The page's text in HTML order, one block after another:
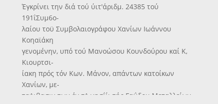
Έγκρίνει την διά τού ύιτ'άριδμ. 24385 τού
191ΐΣυμ6ο-
λαίου τοϋ Συμβολαιογράφου Χανίων Ιωάννου
Κοηαϊάκη
γενομένην, υπό τού Μανοώσου Κουνδούρου καί Κ,
Κιουρτσι-
ίακη πρός τόν Κων. Μάνον, απάντων κατοίκων
Χανίων, με-
τα^ιβασιν των έν τ^ νησΐίι τής Γαΰδου Μεταλλείων